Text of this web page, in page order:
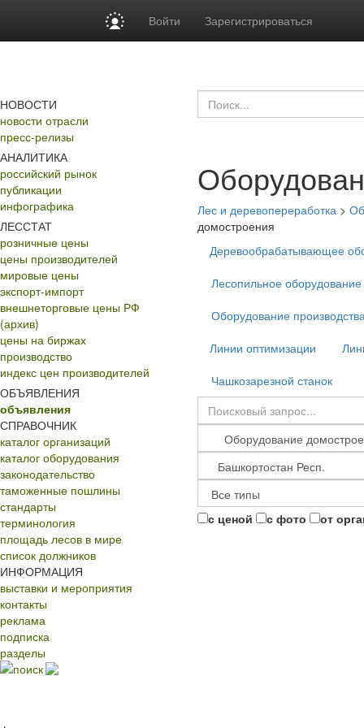
Войти Зарегистрироваться
НОВОСТИ
новости отрасли
пресс-релизы
АНАЛИТИКА
российский рынок
публикации
инфографика
ЛЕССТАТ
розничные цены
цены производителей
мировые цены
экспорт-импорт
внешнеторговые цены РФ
(архив)
цены на биржах
производство
индекс цен производителей
ОБЪЯВЛЕНИЯ
объявления
СПРАВОЧНИК
каталог организаций
каталог оборудования
законодательство
таможенные пошлины
стандарты
терминология
площадь лесов в мире
список должников
ИНФОРМАЦИЯ
выставки и мероприятия
контакты
реклама
подписка
разделы
поиск
Лес и деревопереработка >
домостроения
Деревообрабатывающее
Лесопильное оборудование
Оборудование
Линии оптимизации
Чашкозарезной станок
с ценой с фото от